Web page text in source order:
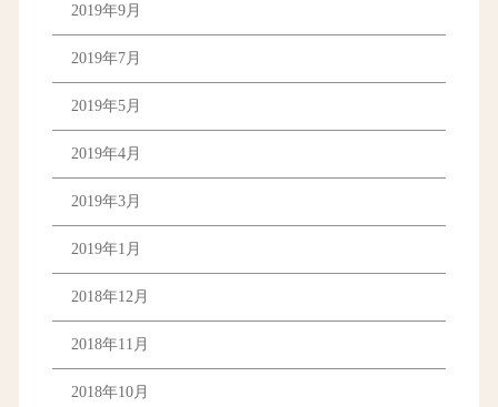
2019年9月
2019年7月
2019年5月
2019年4月
2019年3月
2019年1月
2018年12月
2018年11月
2018年10月